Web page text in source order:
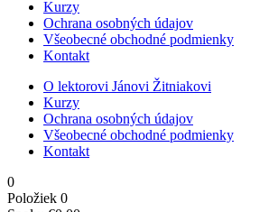
Kurzy
Ochrana osobných údajov
Všeobecné obchodné podmienky
Kontakt
O lektorovi Jánovi Žitniakovi
Kurzy
Ochrana osobných údajov
Všeobecné obchodné podmienky
Kontakt
0
Položiek 0